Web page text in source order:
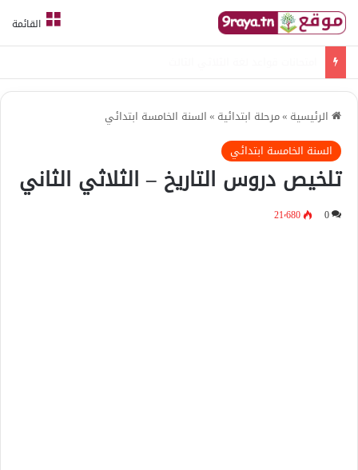
القائمة
الرئيسية »مرحلة ابتدائية »السنة الخامسة ابتدائي
السنة الخامسة ابتدائي
تلخيص دروس التاريخ – الثلاثي الثاني
0 21٬680